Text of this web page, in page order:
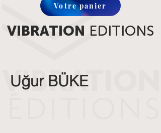
Votre panier
VIBRATION EDITIONS
Uğur BÜKE